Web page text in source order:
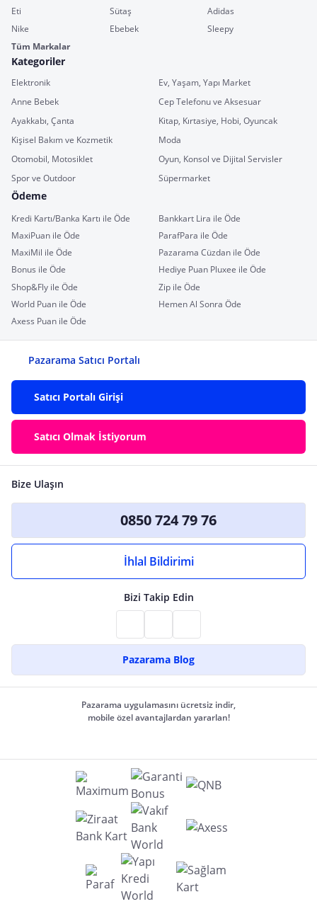
Eti
Sütaş
Adidas
Nike
Ebebek
Sleepy
Tüm Markalar
Kategoriler
Elektronik
Ev, Yaşam, Yapı Market
Anne Bebek
Cep Telefonu ve Aksesuar
Ayakkabı, Çanta
Kitap, Kırtasiye, Hobi, Oyuncak
Kişisel Bakım ve Kozmetik
Moda
Otomobil, Motosiklet
Oyun, Konsol ve Dijital Servisler
Spor ve Outdoor
Süpermarket
Ödeme
Kredi Kartı/Banka Kartı ile Öde
Bankkart Lira ile Öde
MaxiPuan ile Öde
ParafPara ile Öde
MaxiMil ile Öde
Pazarama Cüzdan ile Öde
Bonus ile Öde
Hediye Puan Pluxee ile Öde
Shop&Fly ile Öde
Zip ile Öde
World Puan ile Öde
Hemen Al Sonra Öde
Axess Puan ile Öde
Pazarama Satıcı Portalı
Satıcı Portalı Girişi
Satıcı Olmak İstiyorum
Bize Ulaşın
0850 724 79 76
İhlal Bildirimi
Bizi Takip Edin
Pazarama Blog
Pazarama uygulamasını ücretsiz indir,
mobile özel avantajlardan yararlan!